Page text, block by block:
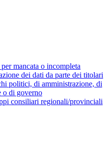
mancata o incompleta
dei dati da parte dei titolari
politici, di amministrazione, di
o di governo
consiliari regionali/provinciali